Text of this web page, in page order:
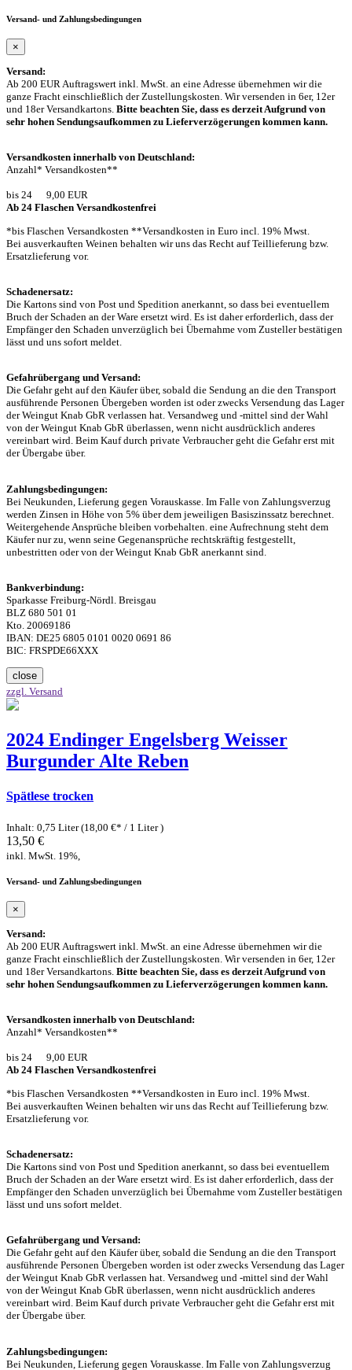
Versand- und Zahlungsbedingungen
×
Versand:
Ab 200 EUR Auftragswert inkl. MwSt. an eine Adresse übernehmen wir die
ganze Fracht einschließlich der Zustellungskosten. Wir versenden in 6er, 12er
und 18er Versandkartons. Bitte beachten Sie, dass es derzeit Aufgrund von
sehr hohen Sendungsaufkommen zu Lieferverzögerungen kommen kann.
Versandkosten innerhalb von Deutschland:
Anzahl* Versandkosten**
bis 24 9,00 EUR
Ab 24 Flaschen Versandkostenfrei
*bis Flaschen Versandkosten **Versandkosten in Euro incl. 19% Mwst.
Bei ausverkauften Weinen behalten wir uns das Recht auf Teillieferung bzw.
Ersatzlieferung vor.
Schadenersatz:
Die Kartons sind von Post und Spedition anerkannt, so dass bei eventuellem
Bruch der Schaden an der Ware ersetzt wird. Es ist daher erforderlich, dass der
Empfänger den Schaden unverzüglich bei Übernahme vom Zusteller bestätigen
lässt und uns sofort meldet.
Gefahrübergang und Versand:
Die Gefahr geht auf den Käufer über, sobald die Sendung an die den Transport
ausführende Personen Übergeben worden ist oder zwecks Versendung das Lager
der Weingut Knab GbR verlassen hat. Versandweg und -mittel sind der Wahl
von der Weingut Knab GbR überlassen, wenn nicht ausdrücklich anderes
vereinbart wird. Beim Kauf durch private Verbraucher geht die Gefahr erst mit
der Übergabe über.
Zahlungsbedingungen:
Bei Neukunden, Lieferung gegen Vorauskasse. Im Falle von Zahlungsverzug
werden Zinsen in Höhe von 5% über dem jeweiligen Basiszinssatz berechnet.
Weitergehende Ansprüche bleiben vorbehalten. eine Aufrechnung steht dem
Käufer nur zu, wenn seine Gegenansprüche rechtskräftig festgestellt,
unbestritten oder von der Weingut Knab GbR anerkannt sind.
Bankverbindung:
Sparkasse Freiburg-Nördl. Breisgau
BLZ 680 501 01
Kto. 20069186
IBAN: DE25 6805 0101 0020 0691 86
BIC: FRSPDE66XXX
close
zzgl. Versand
2024 Endinger Engelsberg Weisser
Burgunder Alte Reben
Spätlese trocken
Inhalt: 0,75 Liter (18,00 €* / 1 Liter )
13,50 €
inkl. MwSt. 19%,
Versand- und Zahlungsbedingungen
×
Versand:
Ab 200 EUR Auftragswert inkl. MwSt. an eine Adresse übernehmen wir die
ganze Fracht einschließlich der Zustellungskosten. Wir versenden in 6er, 12er
und 18er Versandkartons. Bitte beachten Sie, dass es derzeit Aufgrund von
sehr hohen Sendungsaufkommen zu Lieferverzögerungen kommen kann.
Versandkosten innerhalb von Deutschland:
Anzahl* Versandkosten**
bis 24 9,00 EUR
Ab 24 Flaschen Versandkostenfrei
*bis Flaschen Versandkosten **Versandkosten in Euro incl. 19% Mwst.
Bei ausverkauften Weinen behalten wir uns das Recht auf Teillieferung bzw.
Ersatzlieferung vor.
Schadenersatz:
Die Kartons sind von Post und Spedition anerkannt, so dass bei eventuellem
Bruch der Schaden an der Ware ersetzt wird. Es ist daher erforderlich, dass der
Empfänger den Schaden unverzüglich bei Übernahme vom Zusteller bestätigen
lässt und uns sofort meldet.
Gefahrübergang und Versand:
Die Gefahr geht auf den Käufer über, sobald die Sendung an die den Transport
ausführende Personen Übergeben worden ist oder zwecks Versendung das Lager
der Weingut Knab GbR verlassen hat. Versandweg und -mittel sind der Wahl
von der Weingut Knab GbR überlassen, wenn nicht ausdrücklich anderes
vereinbart wird. Beim Kauf durch private Verbraucher geht die Gefahr erst mit
der Übergabe über.
Zahlungsbedingungen:
Bei Neukunden, Lieferung gegen Vorauskasse. Im Falle von Zahlungsverzug